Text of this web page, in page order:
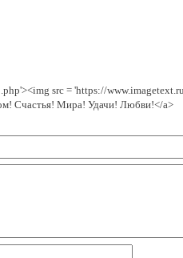
src = 'https://
Счастья! Мира! Удачи! Любви!</a>